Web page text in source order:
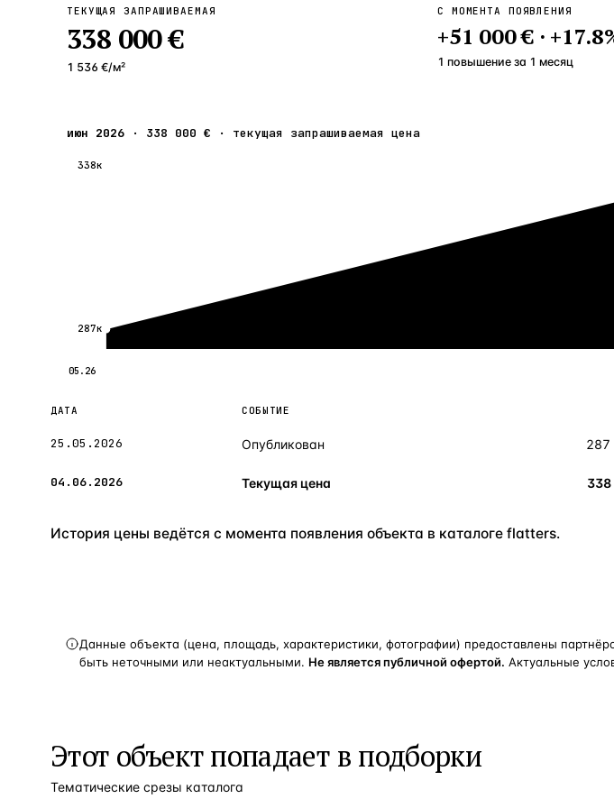
ТЕКУЩАЯ ЗАПРАШИВАЕМАЯ
338 000 €
1 536 €/м²
С МОМЕНТА ПОЯВЛЕНИЯ
+51 000 €· +17.8
1 повышение за 1 месяц
июн 2026 · 338 000 € · текущая запрашиваемая цена
338к
287к
05.26
ДАТА СОБЫТИЕ
25.05.2026 Опубликован 287
04.06.2026 Текущая цена 338
История цены ведётся с момента появления объекта в каталоге flatters.
Данные объекта (цена, площадь, характеристики, фотографии) предоставлены
быть неточными или неактуальными. Не является публичной офертой. Актуальные
Этот объект попадает в подборки
Тематические срезы каталога